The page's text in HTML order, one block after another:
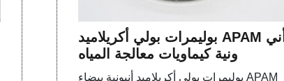
بوليمرات بولي أكريلاميد APAM أني
ونية كيماويات معالجة المياه
بوليمرات بولي أكريلاميد أنيونية بيضاء APAM